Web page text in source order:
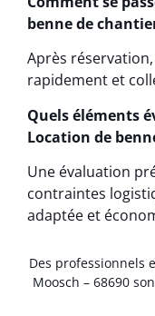
benne de
Après
rapidement et
Quels éléments
Location de
Une évaluation
contraintes
adaptée et
Des professionnels
Moosch – 68690